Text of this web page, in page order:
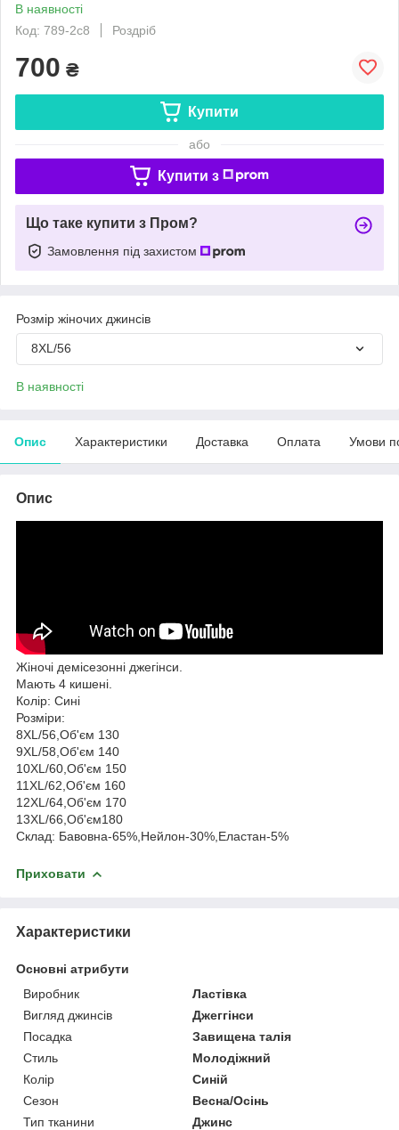
В наявності
Код: 789-2с8
Роздріб
700 ₴
Купити
або
Купити з
Що таке купити з Пром?
Замовлення під захистом
Розмір жіночих джинсів
8XL/56
В наявності
Опис Характеристики Доставка Оплата Умови
Опис
Жіночі демісезонні джегінси.
Мають 4 кишені.
Колір: Сині
Розміри:
8XL/56,Об'єм 130
9XL/58,Об'єм 140
10XL/60,Об'єм 150
11XL/62,Об'єм 160
12XL/64,Об'єм 170
13XL/66,Об'єм180
Склад: Бавовна-65%,Нейлон-30%,Еластан-5%
Приховати
Характеристики
Основні атрибути
Виробник
Ластівка
Вигляд джинсів
Джеггінси
Посадка
Завищена талія
Стиль
Молодіжний
Колір
Синій
Сезон
Весна/Осінь
Тип тканини
Джинс